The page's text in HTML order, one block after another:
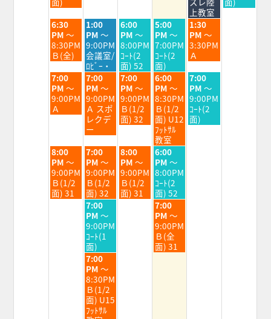
4th
2026
2026
2026
2026
8th
2026
上教室
9th
火
曜
日,
8
月
4th
2026
6:30
PM ～
8:30PM
Ｂ(全)
水
曜
日,
8
月
5th
2026
1:00
PM ～
9:00PM
会議室/
ﾛﾋﾞｰ・
木
曜
日,
8
月
6th
2026
6:00
PM ～
8:00PM
ｺｰﾄ(2
面) 52
金
曜
日,
8
月
7th
2026
5:00
PM ～
7:00PM
ｺｰﾄ(2
面)
土
曜
日,
8
月
8th
2026
1:30
PM ～
3:30PM
Ａ
火
曜
日,
8
月
7:00
PM ～
9:00PM
Ａ
水
曜
日,
8
月
5th
2026
7:00
PM ～
9:00PM
Ａ スポ
レクデ
ー
木
曜
日,
8
月
6th
7:00
PM ～
9:00PM
Ｂ(1/2
面) 32
金
曜
日,
8
月
7th
2026
6:00
PM ～
8:30PM
Ｂ(1/2
面) U12
ﾌｯﾄｻﾙ
教室
土
曜
日,
8
月
8th
7:00
PM ～
9:00PM
ｺｰﾄ(2
面)
火
曜
日,
8
月
4th
8:00
PM ～
9:00PM
Ｂ(1/2
面) 31
水
曜
日,
8
月
5th
2026
7:00
PM ～
9:00PM
Ｂ(1/2
面) 32
木
曜
日,
8
月
6th
8:00
PM ～
9:00PM
Ｂ(1/2
面) 31
金
曜
日,
8
月
7th
2026
6:00
PM ～
8:00PM
ｺｰﾄ(2
面) 52
水
曜
日,
8
月
5th
2026
7:00
PM ～
9:00PM
ｺｰﾄ(1
面)
金
曜
日,
8
月
7th
7:00
PM ～
9:00PM
Ｂ(全
面) 31
水
曜
日,
8
月
5th
7:00
PM ～
8:30PM
Ｂ(1/2
面) U15
ﾌｯﾄｻﾙ